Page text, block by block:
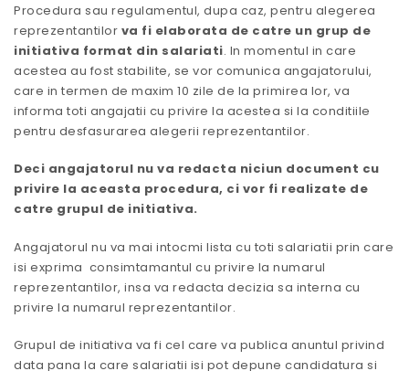
Procedura sau regulamentul, dupa caz, pentru alegerea
reprezentantilor va fi elaborata de catre un grup de
initiativa format din salariati. In momentul in care
acestea au fost stabilite, se vor comunica angajatorului,
care in termen de maxim 10 zile de la primirea lor, va
informa toti angajatii cu privire la acestea si la conditiile
pentru desfasurarea alegerii reprezentantilor.
Deci angajatorul nu va redacta niciun document cu
privire la aceasta procedura, ci vor fi realizate de
catre grupul de initiativa.
Angajatorul nu va mai intocmi lista cu toti salariatii prin care
isi exprima consimtamantul cu privire la numarul
reprezentantilor, insa va redacta decizia sa interna cu
privire la numarul reprezentantilor.
Grupul de initiativa va fi cel care va publica anuntul privind
data pana la care salariatii isi pot depune candidatura si